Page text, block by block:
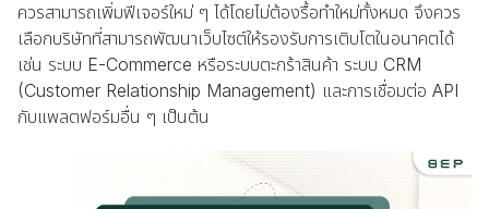
ควรสามารถเพิ่มฟีเจอร์ใหม่ ๆ ได้โดยไม่ต้องรื้อทำใหม่ทั้งหมด จึงควร
เลือกบริษัทที่สามารถพัฒนาเว็บไซต์ให้รองรับการเติบโตในอนาคตได้
เช่น ระบบ E-Commerce หรือระบบตะกร้าสินค้า ระบบ CRM
(Customer Relationship Management) และการเชื่อมต่อ API
กับแพลตฟอร์มอื่น ๆ เป็นต้น